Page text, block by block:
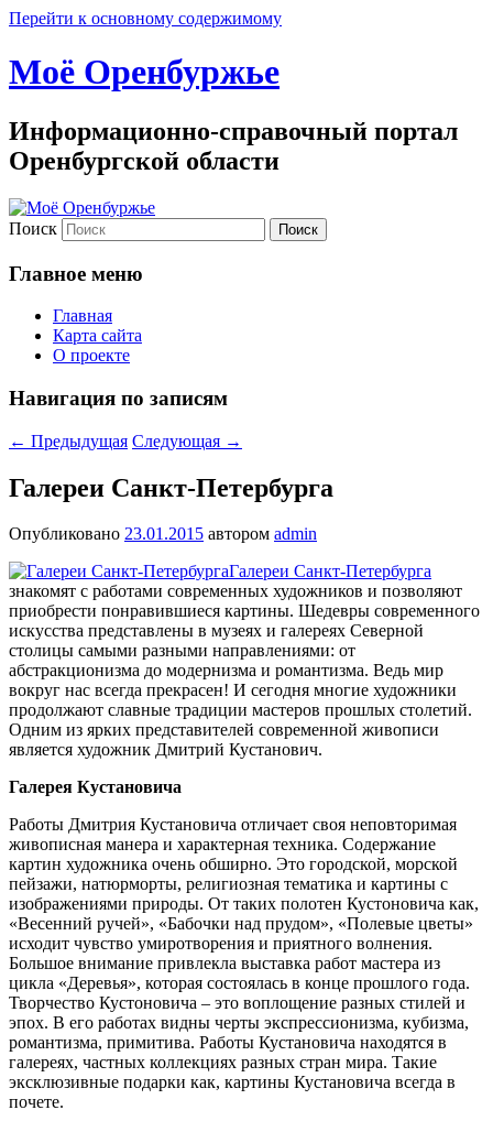
Перейти к основному содержимому
Моё Оренбуржье
Информационно-справочный портал
Оренбургской области
Поиск
Главное меню
Главная
Карта сайта
О проекте
Навигация по записям
← Предыдущая Следующая →
Галереи Санкт-Петербурга
Опубликовано 23.01.2015 автором admin
Галереи Санкт-Петербурга
знакомят с работами современных художников и позволяют
приобрести понравившиеся картины. Шедевры современного
искусства представлены в музеях и галереях Северной
столицы самыми разными направлениями: от
абстракционизма до модернизма и романтизма. Ведь мир
вокруг нас всегда прекрасен! И сегодня многие художники
продолжают славные традиции мастеров прошлых столетий.
Одним из ярких представителей современной живописи
является художник Дмитрий Кустанович.
Галерея Кустановича
Работы Дмитрия Кустановича отличает своя неповторимая
живописная манера и характерная техника. Содержание
картин художника очень обширно. Это городской, морской
пейзажи, натюрморты, религиозная тематика и картины с
изображениями природы. От таких полотен Кустоновича как,
«Весенний ручей», «Бабочки над прудом», «Полевые цветы»
исходит чувство умиротворения и приятного волнения.
Большое внимание привлекла выставка работ мастера из
цикла «Деревья», которая состоялась в конце прошлого года.
Творчество Кустоновича – это воплощение разных стилей и
эпох. В его работах видны черты экспрессионизма, кубизма,
романтизма, примитива. Работы Кустановича находятся в
галереях, частных коллекциях разных стран мира. Такие
эксклюзивные подарки как, картины Кустановича всегда в
почете.